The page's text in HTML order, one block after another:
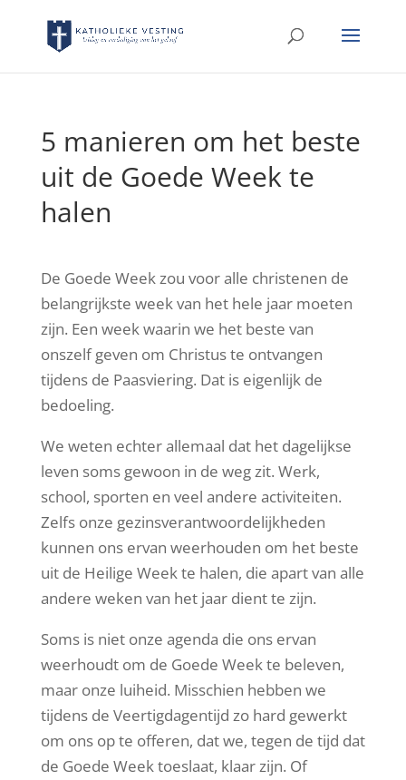
5 manieren om het beste
uit de Goede Week te
halen
De Goede Week zou voor alle christenen de
belangrijkste week van het hele jaar moeten
zijn. Een week waarin we het beste van
onszelf geven om Christus te ontvangen
tijdens de Paasviering. Dat is eigenlijk de
bedoeling.
We weten echter allemaal dat het dagelijkse
leven soms gewoon in de weg zit. Werk,
school, sporten en veel andere activiteiten.
Zelfs onze gezinsverantwoordelijkheden
kunnen ons ervan weerhouden om het beste
uit de Heilige Week te halen, die apart van alle
andere weken van het jaar dient te zijn.
Soms is niet onze agenda die ons ervan
weerhoudt om de Goede Week te beleven,
maar onze luiheid. Misschien hebben we
tijdens de Veertigdagentijd zo hard gewerkt
om ons op te offeren, dat we, tegen de tijd dat
de Goede Week toeslaat, klaar zijn. Of